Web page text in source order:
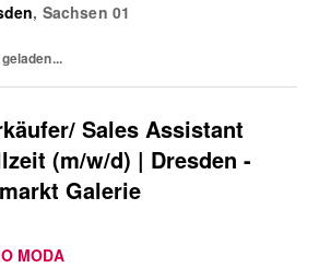
in Europa und den USA sowie dem
, Sachsen 01
Sales Assistant
(m/w/d) | Dresden -
Galerie
MODA